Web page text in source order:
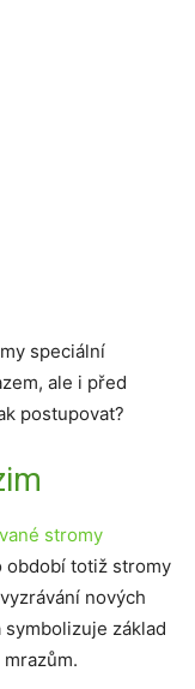
speciální
ale i před
postupovat?
stromy
období totiž stromy
nových
základ